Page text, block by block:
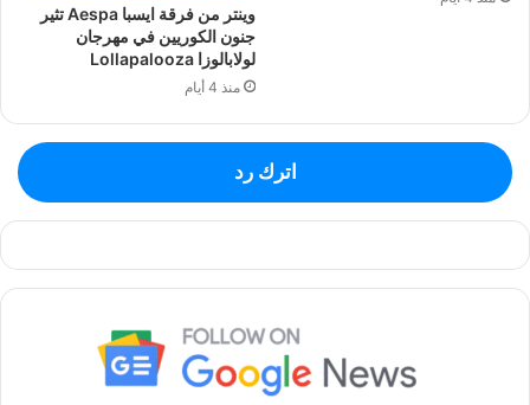
وينتر من فرقة ايسبا Aespa تثير
جنون الكوريين في مهرجان
لولابالوزا Lollapalooza
منذ 4 أيام
اترك رد